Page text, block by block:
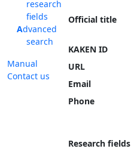
research
fields
Advanced
search
Manual
Contact us
Official title
KAKEN ID
URL
Email
Phone
Research fields